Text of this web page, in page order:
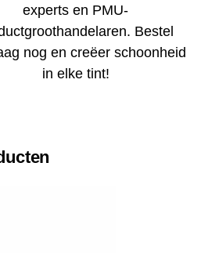
experts en PMU-
Bestel
nog en creëer schoonheid
in elke tint!